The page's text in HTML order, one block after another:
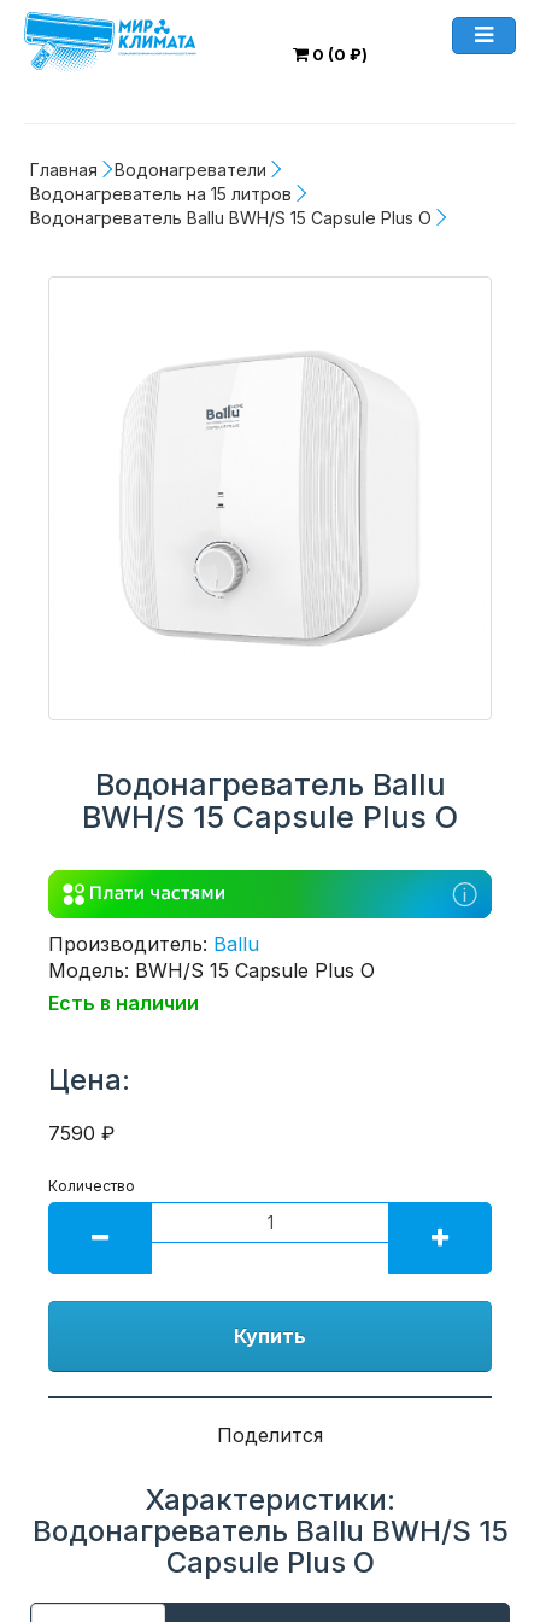
0 (0 ₽)
Главная
Водонагреватели
Водонагреватель на 15 литров
Водонагреватель Ballu BWH/S 15 Capsule Plus O
Водонагреватель Ballu
BWH/S 15 Capsule Plus O
Производитель: Ballu
Модель: BWH/S 15 Capsule Plus O
Есть в наличии
Цена:
7590 ₽
Количество
Купить
Поделится
Характеристики:
Водонагреватель Ballu BWH/S 15
Capsule Plus O